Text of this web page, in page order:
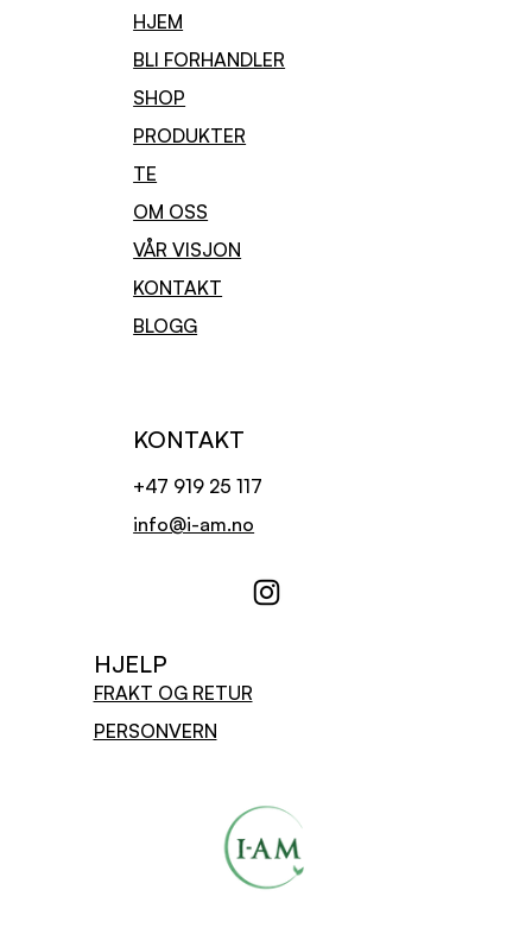
HJEM
BLI FORHANDLER
SHOP
PRODUKTER
TE
OM OSS
VÅR VISJON
KONTAKT
BLOGG
KONTAKT
+47 919 25 117
info@i-am.no
HJELP
FRAKT OG RETUR
PERSONVERN